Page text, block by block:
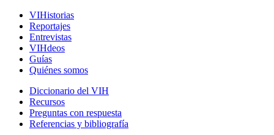
VIHistorias
Reportajes
Entrevistas
VIHdeos
Guías
Quiénes somos
Diccionario del VIH
Recursos
Preguntas con respuesta
Referencias y bibliografía